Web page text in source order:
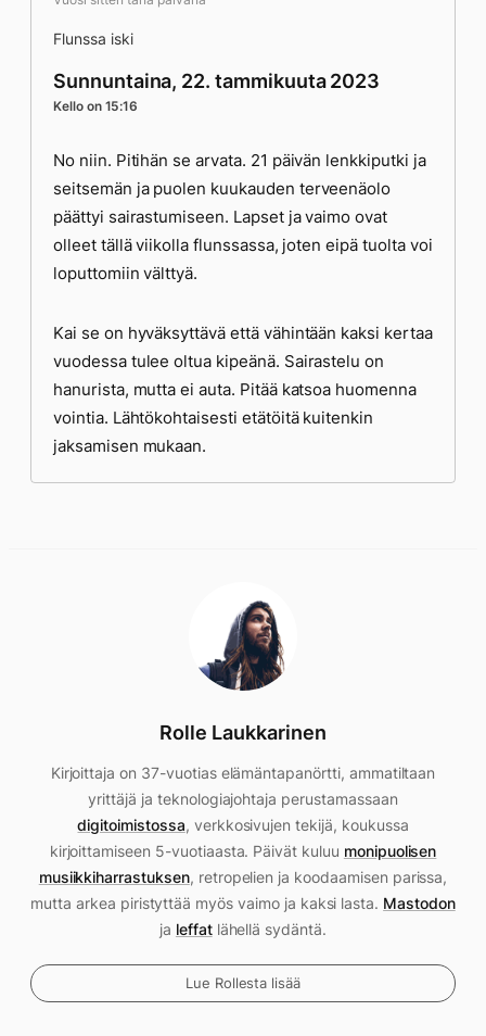
Flunssa iski
Sunnuntaina, 22. tammikuuta 2023
Kello on 15:16
No niin. Pitihän se arvata. 21 päivän lenkkiputki ja
seitsemän ja puolen kuukauden terveenäolo
päättyi sairastumiseen. Lapset ja vaimo ovat
olleet tällä viikolla flunssassa, joten eipä tuolta voi
loputtomiin välttyä.
Kai se on hyväksyttävä että vähintään kaksi kertaa
vuodessa tulee oltua kipeänä. Sairastelu on
hanurista, mutta ei auta. Pitää katsoa huomenna
vointia. Lähtökohtaisesti etätöitä kuitenkin
jaksamisen mukaan.
Rolle Laukkarinen
Kirjoittaja on 37-vuotias elämäntapanörtti, ammatiltaan
yrittäjä ja teknologiajohtaja perustamassaan
digitoimistossa, verkkosivujen tekijä, koukussa
kirjoittamiseen 5-vuotiaasta. Päivät kuluu monipuolisen
musiikkiharrastuksen, retropelien ja koodaamisen parissa,
mutta arkea piristyttää myös vaimo ja kaksi lasta. Mastodon
ja leffatlähellä sydäntä.
Lue Rollesta lisää